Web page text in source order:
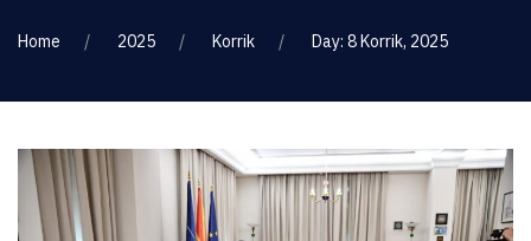
Home 2025 Korrik Day: 8 Korrik, 2025